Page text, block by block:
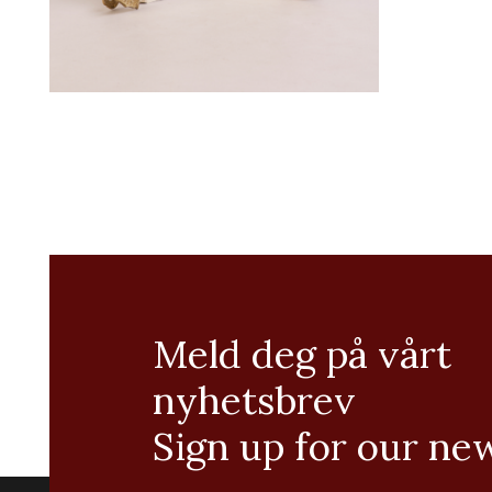
Meld deg på vårt
nyhetsbrev
Sign up for our